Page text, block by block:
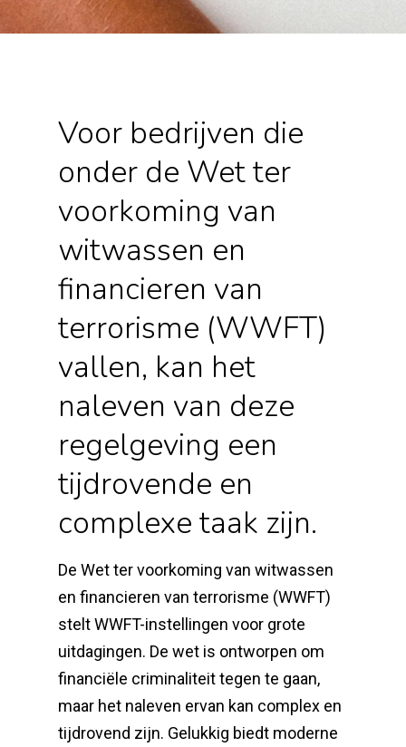
Voor bedrijven die
onder de Wet ter
voorkoming van
witwassen en
financieren van
terrorisme (WWFT)
vallen, kan het
naleven van deze
regelgeving een
tijdrovende en
complexe taak zijn.
De Wet ter voorkoming van witwassen
en financieren van terrorisme (WWFT)
stelt WWFT-instellingen voor grote
uitdagingen. De wet is ontworpen om
financiële criminaliteit tegen te gaan,
maar het naleven ervan kan complex en
tijdrovend zijn. Gelukkig biedt moderne